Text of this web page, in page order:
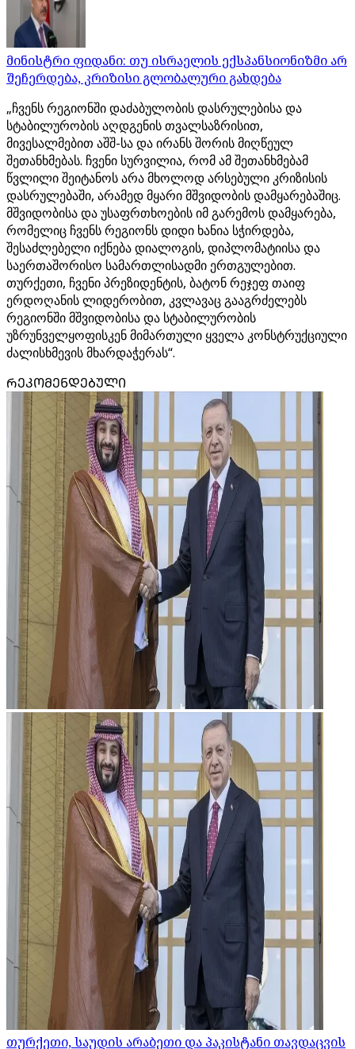
მინისტრი ფიდანი: თუ ისრაელის ექსპანსიონიზმი არ
შეჩერდება, კრიზისი გლობალური გახდება
„ჩვენს რეგიონში დაძაბულობის დასრულებისა და
სტაბილურობის აღდგენის თვალსაზრისით,
მივესალმებით აშშ-სა და ირანს შორის მიღწეულ
შეთანხმებას. ჩვენი სურვილია, რომ ამ შეთანხმებამ
წვლილი შეიტანოს არა მხოლოდ არსებული კრიზისის
დასრულებაში, არამედ მყარი მშვიდობის დამყარებაშიც.
მშვიდობისა და უსაფრთხოების იმ გარემოს დამყარება,
რომელიც ჩვენს რეგიონს დიდი ხანია სჭირდება,
შესაძლებელი იქნება დიალოგის, დიპლომატიისა და
საერთაშორისო სამართლისადმი ერთგულებით.
თურქეთი, ჩვენი პრეზიდენტის, ბატონ რეჯეფ თაიფ
ერდოღანის ლიდერობით, კვლავაც გააგრძელებს
რეგიონში მშვიდობისა და სტაბილურობის
უზრუნველყოფისკენ მიმართული ყველა კონსტრუქციული
ძალისხმევის მხარდაჭერას“.
ᲠᲔᲙᲝᲛᲔᲜᲓᲔᲑᲣᲚᲘ
თურქეთი, საუდის არაბეთი და პაკისტანი თავდაცვის